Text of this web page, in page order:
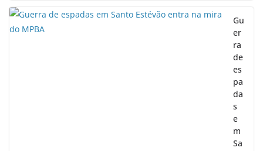
Gu
er
ra
de
es
pa
da
s
e
m
Sa